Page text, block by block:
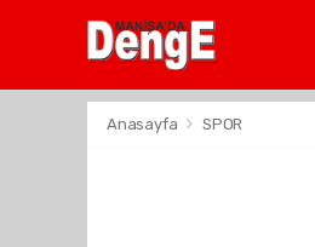
Anasayfa SPOR